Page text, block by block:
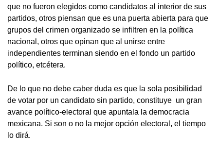
que no fueron elegidos como candidatos al interior de sus
partidos, otros piensan que es una puerta abierta para que
grupos del crimen organizado se infiltren en la política
nacional, otros que opinan que al unirse entre
independientes terminan siendo en el fondo un partido
político, etcétera.
De lo que no debe caber duda es que la sola posibilidad
de votar por un candidato sin partido, constituye un gran
avance político-electoral que apuntala la democracia
mexicana. Si son o no la mejor opción electoral, el tiempo
lo dirá.